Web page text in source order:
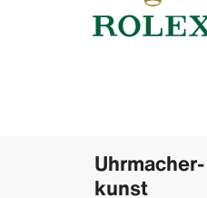
Uhrmacher­
kunst